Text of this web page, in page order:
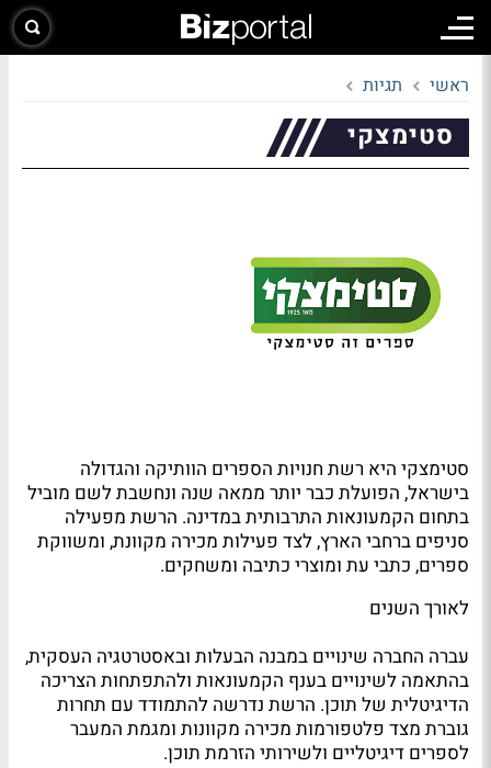
ראשי תגיות
סטימצקי
סטימצקי היא רשת חנויות הספרים הוותיקה והגדולה
בישראל, הפועלת כבר יותר ממאה שנה ונחשבת לשם מוביל
בתחום הקמעונאות התרבותית במדינה. הרשת מפעילה
סניפים ברחבי הארץ, לצד פעילות מכירה מקוונת, ומשווקת
ספרים, כתבי עת ומוצרי כתיבה ומשחקים.
לאורך השנים
עברה החברה שינויים במבנה הבעלות ובאסטרטגיה העסקית,
בהתאמה לשינויים בענף הקמעונאות ולהתפתחות הצריכה
הדיגיטלית של תוכן. הרשת נדרשה להתמודד עם תחרות
גוברת מצד פלטפורמות מכירה מקוונות ומגמת המעבר
לספרים דיגיטליים ולשירותי הזרמת תוכן.